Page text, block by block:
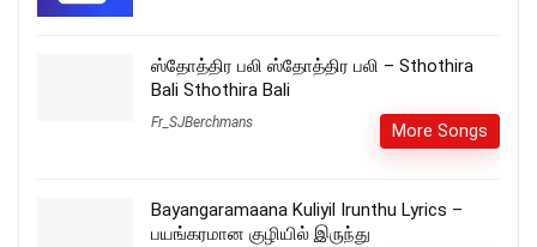
ஸ்தோத்திர பலி ஸ்தோத்திர பலி – Sthothira
Bali Sthothira Bali
Fr_SJBerchmans More Songs
Bayangaramaana Kuliyil Irunthu Lyrics –
பயங்கரமான குழியில் இருந்து